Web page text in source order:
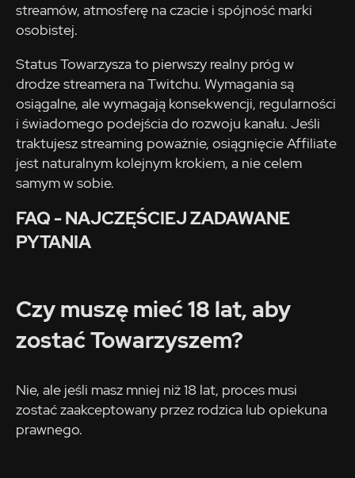
streamów, atmosferę na czacie i spójność marki
osobistej.
Status Towarzysza to pierwszy realny próg w
drodze streamera na Twitchu. Wymagania są
osiągalne, ale wymagają konsekwencji, regularności
i świadomego podejścia do rozwoju kanału. Jeśli
traktujesz streaming poważnie, osiągnięcie Affiliate
jest naturalnym kolejnym krokiem, a nie celem
samym w sobie.
FAQ - NAJCZĘŚCIEJ ZADAWANE
PYTANIA
Czy muszę mieć 18 lat, aby
zostać Towarzyszem?
Nie, ale jeśli masz mniej niż 18 lat, proces musi
zostać zaakceptowany przez rodzica lub opiekuna
prawnego.